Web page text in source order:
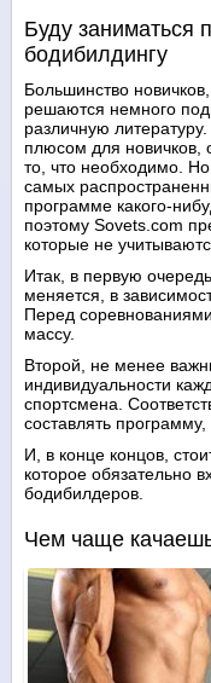
Буду заниматься
бодибилдингу
Большинство
решаются немного
различную
плюсом для новичков,
то, что необходимо.
самых
программе какого-
поэтому Sovets.com
которые не
Итак, в первую
меняется, в
Перед
массу.
Второй, не менее
индивидуальности
спортсмена.
составлять
И, в конце концов,
которое обязательно
бодибилдеров.
Чем чаще